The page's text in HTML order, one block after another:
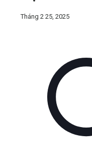
Tháng 2 25, 2025